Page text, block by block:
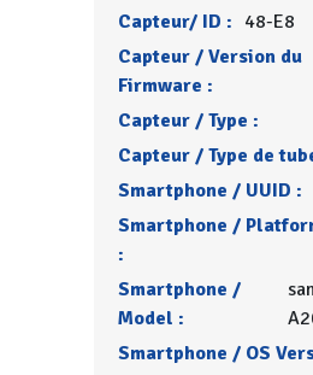
Capteur/ ID : 48-E8
Capteur / Version du
Firmware :
Capteur / Type :
Capteur / Type de
Smartphone / UUID :
Smartphone /
:
Smartphone /
Model :
Smartphone / OS